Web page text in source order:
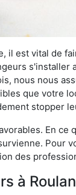
est vital de
nous nous
que votre
stopper
En
Pour
des
à